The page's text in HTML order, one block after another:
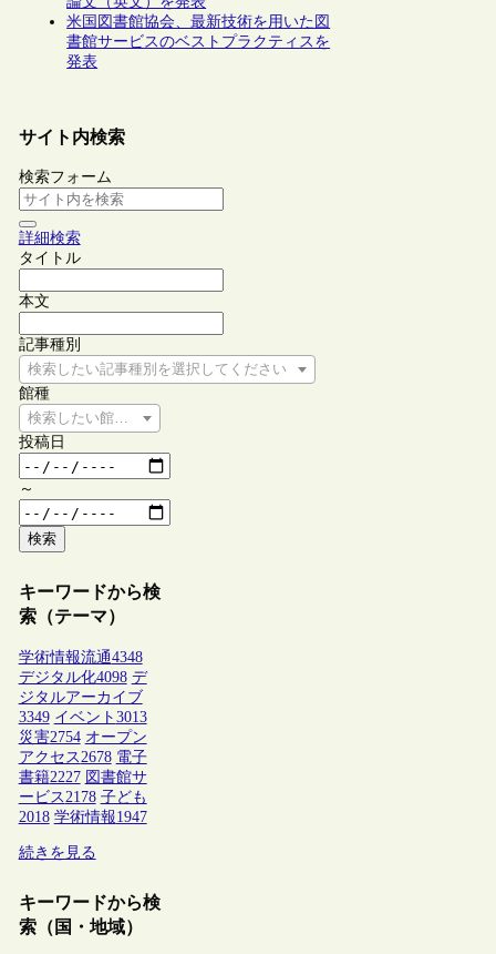
米国図書館協会、最新技術を用いた図
書館サービスのベストプラクティスを
発表
サイト内検索
検索フォーム
詳細検索
タイトル
本文
記事種別
検索したい記事種別を選択してください
館種
検索したい館種を選択してください
投稿日
～
検索
キーワードから検
索（テーマ）
学術情報流通4348
デジタル化4098 デ
ジタルアーカイブ
3349 イベント 3013
災害2754 オープン
アクセス 2678 電子
書籍2227 図書館サ
ービス 2178 子ども
2018 学術情報1947
続きを見る
キーワードから検
索（国・地域）